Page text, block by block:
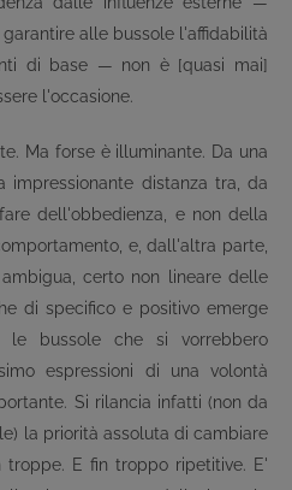
alle bussole l'affidabilità
di base — non è [quasi mai]
l'occasione.
Ma forse è illuminante. Da una
distanza tra, da
dell'obbedienza, e non della
e, dall'altra parte,
certo non lineare delle
di specifico e positivo emerge
le bussole che si vorrebbero
espressioni di una volontà
Si rilancia infatti (non da
la priorità assoluta di cambiare
troppe. E fin troppo ripetitive. E'